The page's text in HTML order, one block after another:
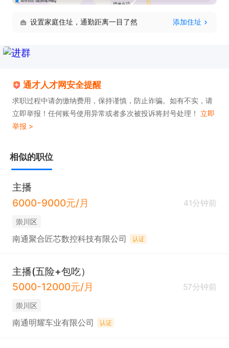
5.肯努力，肯拼搏；
电话。联系时请说是在通才人才网看到的！
设置家庭住址，通勤距离一目了然 添加住址
通才人才网安全提醒
求职过程中请勿缴纳费用，保持谨慎，防止诈骗。如有不实，请
立即举报！任何账号使用异常或者多次被投诉将封号处理！ 立即
举报 >
相似的职位
主播
6000-9000元/月
41分钟前
崇川区
南通聚合匠芯数控科技有限公司 认证
主播(五险+包吃）
5000-12000元/月
57分钟前
崇川区
南通明耀车业有限公司 认证